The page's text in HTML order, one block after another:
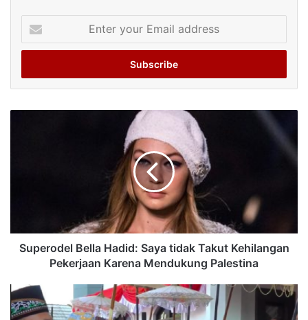
your
Email
Superodel Bella Hadid: Saya tidak Takut Kehilangan
Pekerjaan Karena Mendukung Palestina